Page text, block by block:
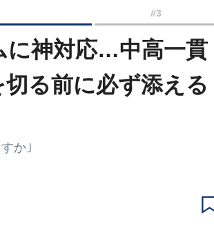
#3
に神対応…中高一貫
る前に必ず添える
か｣